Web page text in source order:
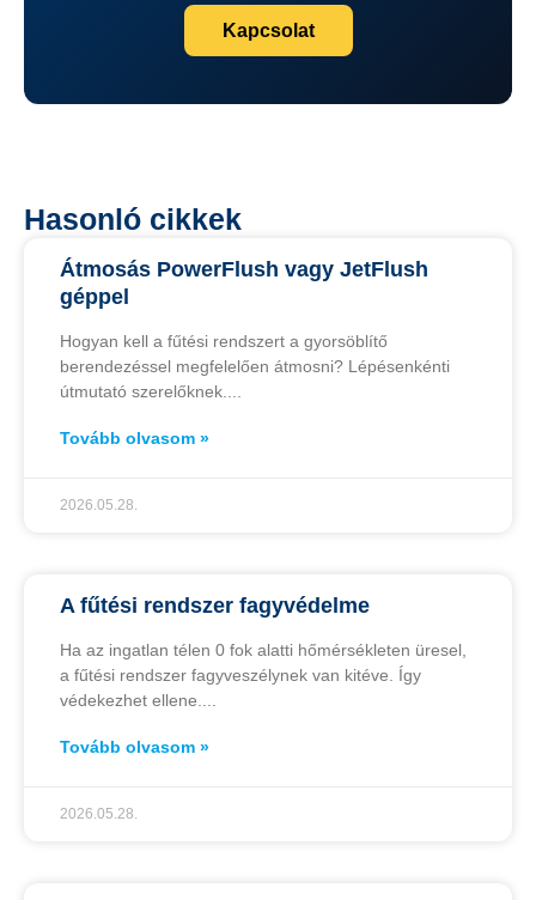
Kapcsolat
Hasonló cikkek
Átmosás PowerFlush vagy JetFlush
géppel
Hogyan kell a fűtési rendszert a gyorsöblítő
berendezéssel megfelelően átmosni? Lépésenkénti
útmutató szerelőknek.
Tovább olvasom »
2026.05.28.
A fűtési rendszer fagyvédelme
Ha az ingatlan télen 0 fok alatti hőmérsékleten üresel,
a fűtési rendszer fagyveszélynek van kitéve. Így
védekezhet ellene.
Tovább olvasom »
2026.05.28.